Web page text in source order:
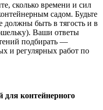
сколько времени и сил
садом. Будьте
должны быть в тягость и в
Ваши ответы
подбирать —
и регулярных работ по
контейнерного